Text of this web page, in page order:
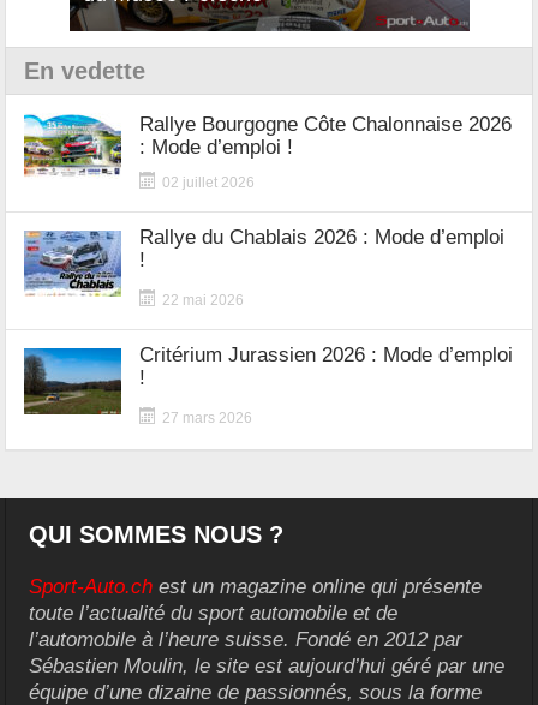
En vedette
Rallye Bourgogne Côte Chalonnaise 2026
: Mode d’emploi !
02 juillet 2026
Rallye du Chablais 2026 : Mode d’emploi
!
22 mai 2026
Critérium Jurassien 2026 : Mode d’emploi
!
27 mars 2026
QUI SOMMES NOUS ?
Sport-Auto.ch est un magazine online qui présente
toute l’actualité du sport automobile et de
l’automobile à l’heure suisse. Fondé en 2012 par
Sébastien Moulin, le site est aujourd’hui géré par une
équipe d’une dizaine de passionnés, sous la forme